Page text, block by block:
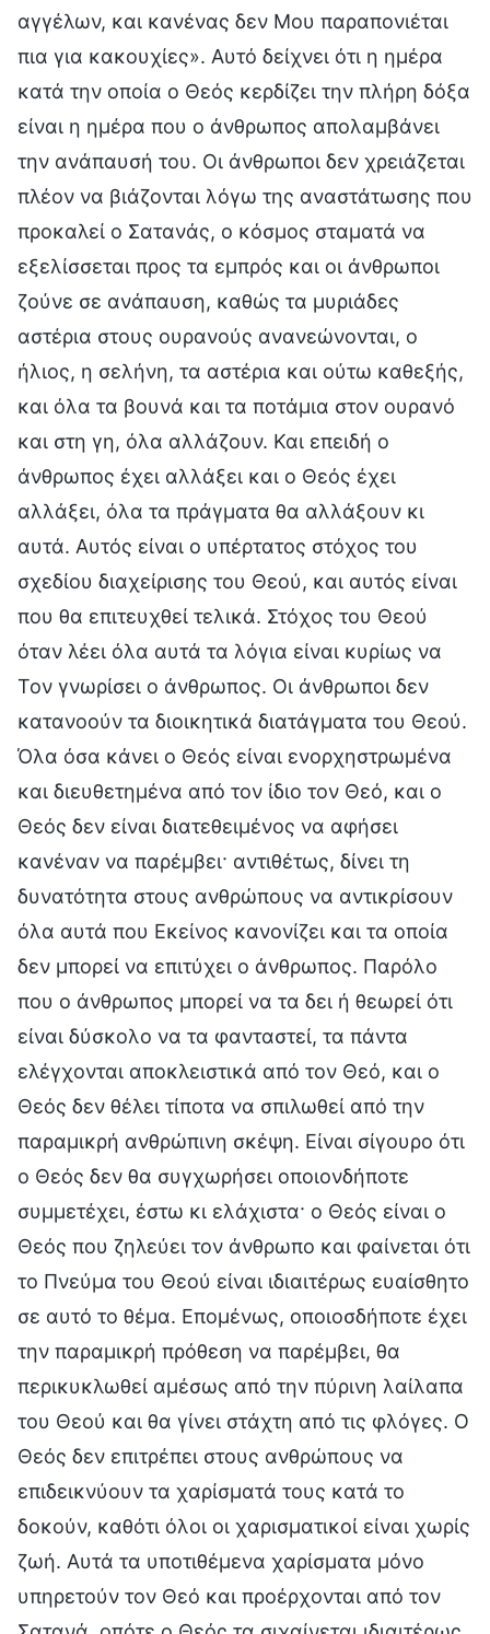
αγγέλων, και κανένας δεν Μου παραπονιέται
πια για κακουχίες». Αυτό δείχνει ότι η ημέρα
κατά την οποία ο Θεός κερδίζει την πλήρη δόξα
είναι η ημέρα που ο άνθρωπος απολαμβάνει
την ανάπαυσή του. Οι άνθρωποι δεν χρειάζεται
πλέον να βιάζονται λόγω της αναστάτωσης που
προκαλεί ο Σατανάς, ο κόσμος σταματά να
εξελίσσεται προς τα εμπρός και οι άνθρωποι
ζούνε σε ανάπαυση, καθώς τα μυριάδες
αστέρια στους ουρανούς ανανεώνονται, ο
ήλιος, η σελήνη, τα αστέρια και ούτω καθεξής,
και όλα τα βουνά και τα ποτάμια στον ουρανό
και στη γη, όλα αλλάζουν. Και επειδή ο
άνθρωπος έχει αλλάξει και ο Θεός έχει
αλλάξει, όλα τα πράγματα θα αλλάξουν κι
αυτά. Αυτός είναι ο υπέρτατος στόχος του
σχεδίου διαχείρισης του Θεού, και αυτός είναι
που θα επιτευχθεί τελικά. Στόχος του Θεού
όταν λέει όλα αυτά τα λόγια είναι κυρίως να
Τον γνωρίσει ο άνθρωπος. Οι άνθρωποι δεν
κατανοούν τα διοικητικά διατάγματα του Θεού.
Όλα όσα κάνει ο Θεός είναι ενορχηστρωμένα
και διευθετημένα από τον ίδιο τον Θεό, και ο
Θεός δεν είναι διατεθειμένος να αφήσει
κανέναν να παρέμβει· αντιθέτως, δίνει τη
δυνατότητα στους ανθρώπους να αντικρίσουν
όλα αυτά που Εκείνος κανονίζει και τα οποία
δεν μπορεί να επιτύχει ο άνθρωπος. Παρόλο
που ο άνθρωπος μπορεί να τα δει ή θεωρεί ότι
είναι δύσκολο να τα φανταστεί, τα πάντα
ελέγχονται αποκλειστικά από τον Θεό, και ο
Θεός δεν θέλει τίποτα να σπιλωθεί από την
παραμικρή ανθρώπινη σκέψη. Είναι σίγουρο ότι
ο Θεός δεν θα συγχωρήσει οποιονδήποτε
συμμετέχει, έστω κι ελάχιστα· ο Θεός είναι ο
Θεός που ζηλεύει τον άνθρωπο και φαίνεται ότι
το Πνεύμα του Θεού είναι ιδιαιτέρως ευαίσθητο
σε αυτό το θέμα. Επομένως, οποιοσδήποτε έχει
την παραμικρή πρόθεση να παρέμβει, θα
περικυκλωθεί αμέσως από την πύρινη λαίλαπα
του Θεού και θα γίνει στάχτη από τις φλόγες. Ο
Θεός δεν επιτρέπει στους ανθρώπους να
επιδεικνύουν τα χαρίσματά τους κατά το
δοκούν, καθότι όλοι οι χαρισματικοί είναι χωρίς
ζωή. Αυτά τα υποτιθέμενα χαρίσματα μόνο
υπηρετούν τον Θεό και προέρχονται από τον